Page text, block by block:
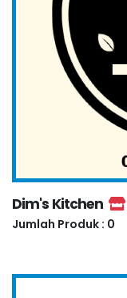
Dim's Kitchen
Jumlah Produk : 0